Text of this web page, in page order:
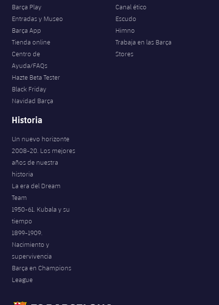
Barça Play
Entradas y Museo
Barça App
Tienda online
Centro de
Ayuda/FAQs
Hazte Beta Tester
Black Friday
Navidad Barça
Canal ético
Escudo
Himno
Trabaja en las Barça
Stores
Historia
Un nuevo horizonte
2008-20. Los mejores
años de nuestra
historia
La era del Dream
Team
1950-61. Kubala y su
tiempo
1899-1909.
Nacimiento y
supervivencia
Barça en Champions
League